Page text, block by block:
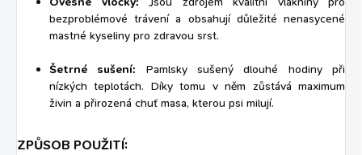
bezproblémové trávení a obsahují důležité nenasycené
mastné kyseliny pro zdravou srst.
Šetrné sušení: Pamlsky sušený dlouhé hodiny při
nízkých teplotách. Díky tomu v něm zůstává maximum
živin a přirozená chuť masa, kterou psi milují.
ZPŮSOB POUŽITÍ: